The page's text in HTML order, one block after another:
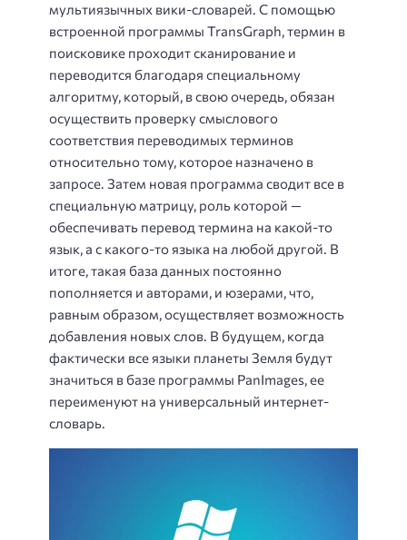
мультиязычных вики-словарей. С помощью
встроенной программы TransGraph, термин в
поисковике проходит сканирование и
переводится благодаря специальному
алгоритму, который, в свою очередь, обязан
осуществить проверку смыслового
соответствия переводимых терминов
относительно тому, которое назначено в
запросе. Затем новая программа сводит все в
специальную матрицу, роль которой —
обеспечивать перевод термина на какой-то
язык, а с какого-то языка на любой другой. В
итоге, такая база данных постоянно
пополняется и авторами, и юзерами, что,
равным образом, осуществляет возможность
добавления новых слов. В будущем, когда
фактически все языки планеты Земля будут
значиться в базе программы PanImages, ее
переименуют на универсальный интернет-
словарь.